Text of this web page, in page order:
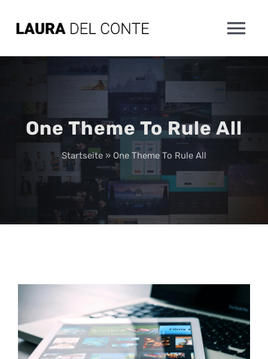
MEINE MUSIK
PRESSE & MEDIEN
One Theme To Rule All
Startseite » One Theme To Rule All